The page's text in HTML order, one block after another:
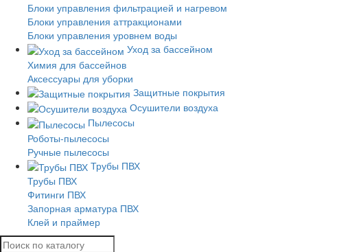
Блоки управления фильтрацией и нагревом
Блоки управления аттракционами
Блоки управления уровнем воды
Уход за бассейном
Химия для бассейнов
Аксессуары для уборки
Защитные покрытия
Осушители воздуха
Пылесосы
Роботы-пылесосы
Ручные пылесосы
Трубы ПВХ
Трубы ПВХ
Фитинги ПВХ
Запорная арматура ПВХ
Клей и праймер